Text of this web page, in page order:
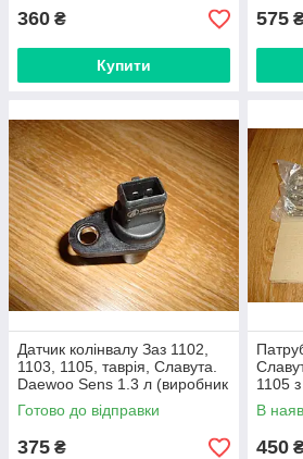
360 ₴
Купити
575
Датчик колінвалу Заз 1102,
1103, 1105, таврія, Славута.
Daewoo Sens 1.3 л (виробник
Aurora)
Готово до відправки
375 ₴
1105
(5
В
450